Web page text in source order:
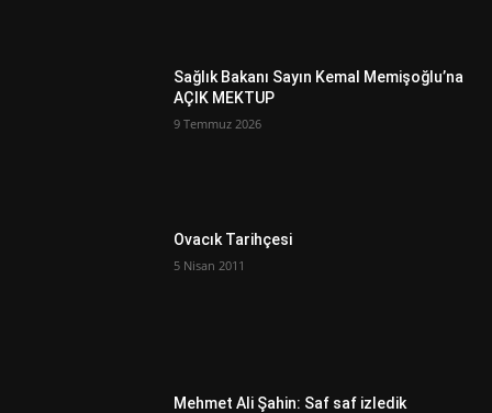
Sağlık Bakanı Sayın Kemal Memişoğlu’na
AÇIK MEKTUP
9 Temmuz 2026
Ovacık Tarihçesi
5 Nisan 2011
Mehmet Ali Şahin: Saf saf izledik